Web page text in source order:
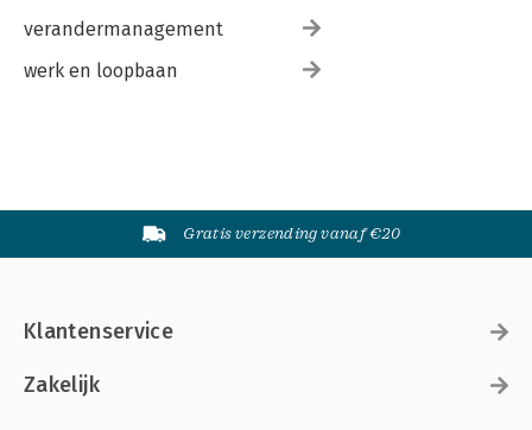
verandermanagement
werk en loopbaan
Gratis verzending vanaf €20
Klantenservice
Zakelijk